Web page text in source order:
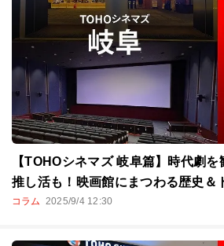
【TOHOシネマズ 岐阜篇】時代劇
推し活も！映画館にまつわる歴史＆
コラム 2025/9/4 12:30